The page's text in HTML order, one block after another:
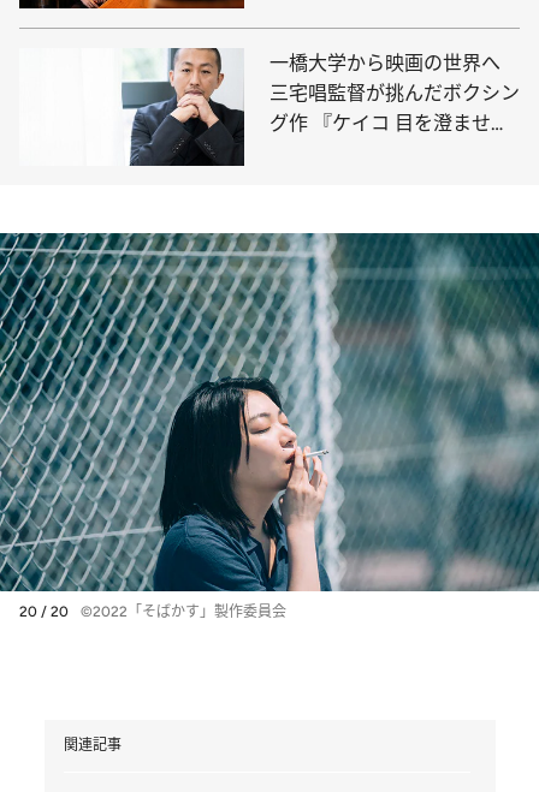
一橋大学から映画の世界へ
三宅唱監督が挑んだボクシン
グ作 『ケイコ 目を澄ませ
20 / 20 ©2022「そばかす」製作委員会
関連記事